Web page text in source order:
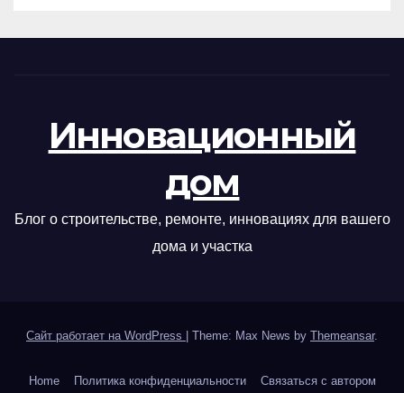
Инновационный
дом
Блог о строительстве, ремонте, инновациях для вашего
дома и участка
Сайт работает на WordPress Theme: Max News by Themeansar.
Home Политика конфиденциальности Связаться с автором